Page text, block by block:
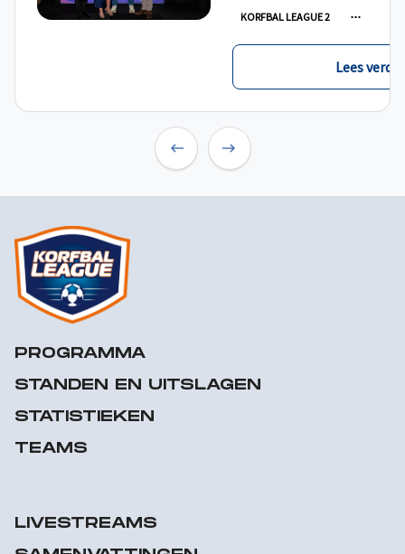
KORFBAL LEAGUE 2
Lees verder
PROGRAMMA
STANDEN EN UITSLAGEN
STATISTIEKEN
TEAMS
LIVESTREAMS